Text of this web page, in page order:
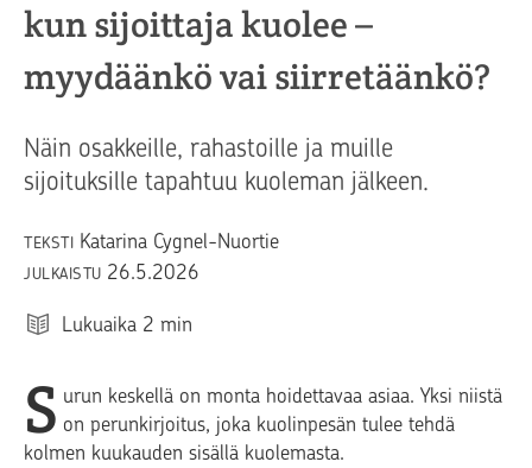
kun sijoittaja kuolee –
myydäänkö vai siirretäänkö?
Näin osakkeille, rahastoille ja muille
sijoituksille tapahtuu kuoleman jälkeen.
TEKSTI Katarina Cygnel-Nuortie
JULKAISTU 26.5.2026
Lukuaika 2 min
S urun keskellä on monta hoidettavaa asiaa. Yksi niistä
on perunkirjoitus, joka kuolinpesän tulee tehdä
kolmen kuukauden sisällä kuolemasta.